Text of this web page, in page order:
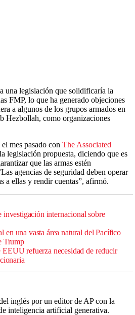
una legislación que solidificaría la
FMP, lo que ha generado objeciones
a algunos de los grupos armados en
Hezbollah, como organizaciones
mes pasado con The Associated
legislación propuesta, diciendo que es
que las armas estén
agencias de seguridad deben operar
a ellas y rendir cuentas”, afirmó.
internacional sobre
en una vasta área natural del Pacífico
Trump
refuerza necesidad de reducir
inglés por un editor de AP con la
inteligencia artificial generativa.